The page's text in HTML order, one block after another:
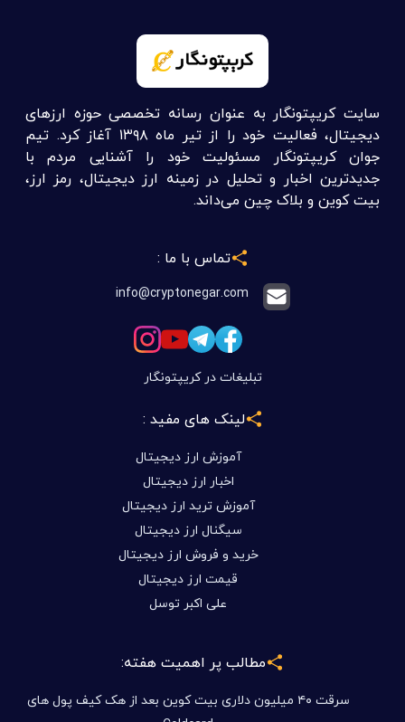
سایت کریپتونگار به عنوان رسانه تخصصی حوزه ارزهای
دیجیتال، فعالیت خود را از تیر ماه ۱۳۹۸ آغاز کرد. تیم
جوان کریپتونگار مسئولیت خود را آشنایی مردم با
جدیدترین اخبار و تحلیل در زمینه ارز دیجیتال، رمز ارز،
بیت کوین و بلاک چین می‌داند.
تماس با ما :
info@cryptonegar.com
تبلیغات در کریپتونگار
لینک های مفید :
آموزش ارز دیجیتال
اخبار ارز دیجیتال
آموزش ترید ارز دیجیتال
سیگنال ارز دیجیتال
خرید و فروش ارز دیجیتال
قیمت ارز دیجیتال
علی اکبر توسل
مطالب پر اهمیت هفته:
سرقت ۴۰ میلیون دلاری بیت کوین بعد از هک کیف پول های